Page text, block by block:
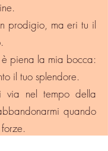
prodigio, ma eri tu il
piena la mia bocca:
il tuo splendore.
via nel tempo della
quando